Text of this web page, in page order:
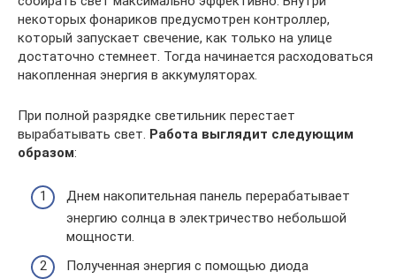
некоторых фонариков предусмотрен контроллер,
который запускает свечение, как только на улице
достаточно стемнеет. Тогда начинается расходоваться
накопленная энергия в аккумуляторах.
При полной разрядке светильник перестает
вырабатывать свет. Работа выглядит следующим
образом:
Днем накопительная панель перерабатывает
энергию солнца в электричество небольшой
мощности.
Полученная энергия с помощью диода